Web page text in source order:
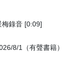
梅錄音 [0:09]
8/1（有聲書籍）